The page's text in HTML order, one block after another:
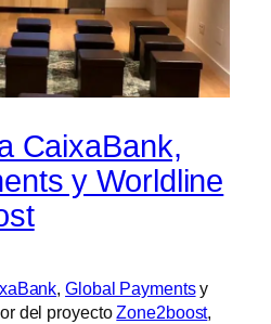
CaixaBank,
y Worldline
,Global Paymentsy
del proyectoZone2boost,